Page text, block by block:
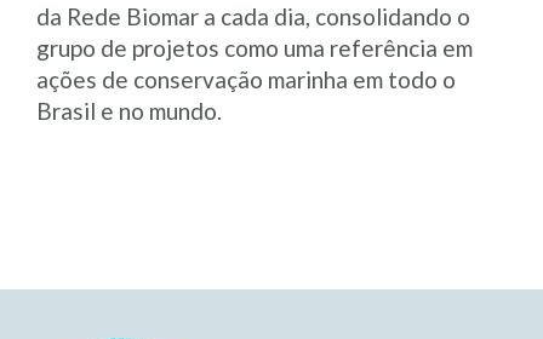
da Rede Biomar a cada dia, consolidando o
grupo de projetos como uma referência em
ações de conservação marinha em todo o
Brasil e no mundo.